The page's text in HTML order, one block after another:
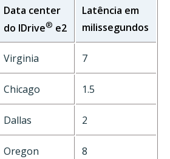
Data center
do IDrive® e2
Latência em
milissegundos
Virginia 7
Chicago 1.5
Dallas 2
Oregon 8